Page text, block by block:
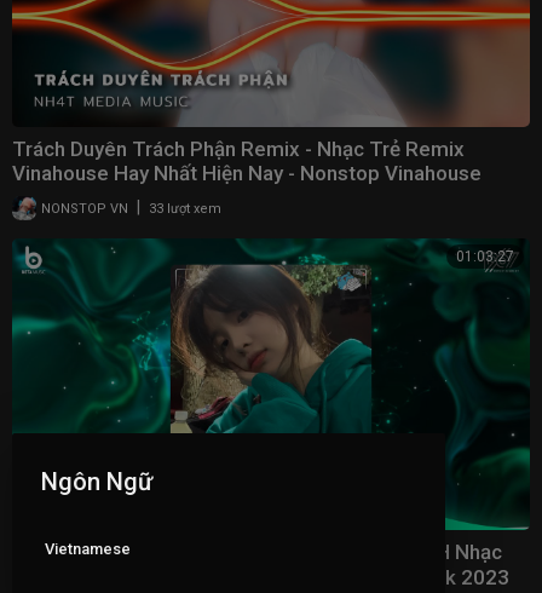
Trách Duyên Trách Phận Remix - Nhạc Trẻ Remix
Vinahouse Hay Nhất Hiện Nay - Nonstop Vinahouse
2023NONSTOP VN 33 lượt xem
01:03:27
Top 20 Bản Nhạc Nghe Nhiều Nhất 2023 ♫ BXH Nhạc
Trẻ Remix Hot TikTok - Nhạc Remix Hot TikTok 2023
Ngôn Ngữ
Vietnamese